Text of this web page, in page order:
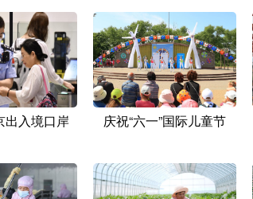
出入境口岸 庆祝“六一”国际儿童节